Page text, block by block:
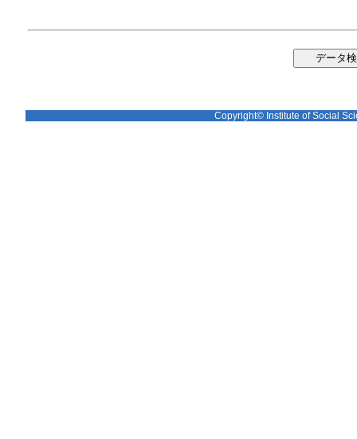
Copyright© Institute of Social